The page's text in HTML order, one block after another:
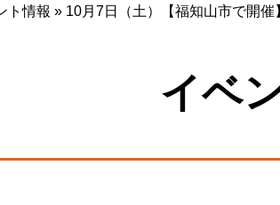
ト情報 » 10月7日（土）【福知山市で開
イベ